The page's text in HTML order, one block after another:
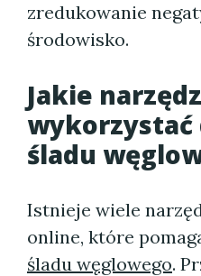
zredukowanie
środowisko.
Jakie
wykorzystać
śladu
Istnieje wiele
online, które
śladu węglowego.